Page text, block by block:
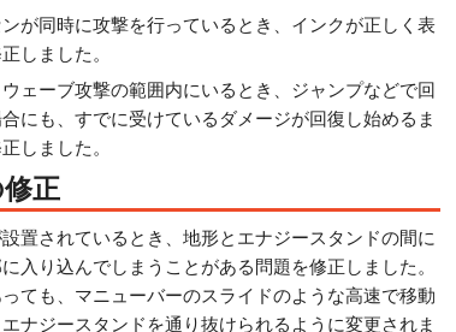
が同時に攻撃を行っているとき、インクが正しく表
しました。
ェーブ攻撃の範囲内にいるとき、ジャンプなどで回
にも、すでに受けているダメージが回復し始めるま
しました。
正
置されているとき、地形とエナジースタンドの間に
入り込んでしまうことがある問題を修正しました。
ても、マニューバーのスライドのような高速で移動
ナジースタンドを通り抜けられるように変更されま